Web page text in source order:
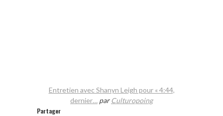
Entretien avec Shanyn Leigh pour « 4:44,
dernier… parCulturopoing
Partager